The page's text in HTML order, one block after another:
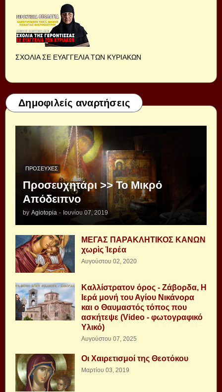
ΣΧΟΛΙΑ ΣΕ ΕΥΑΓΓΕΛΙΑ ΤΩΝ ΚΥΡΙΑΚΩΝ
Δημοφιλείς αναρτήσεις
ΠΡΟΣΕΥΧΈΣ
Προσευχητάρι >> Το Μικρό
Απόδειπνο
by Agiotopia - Ιουνίου 07, 2019
ΜΕΓΑΣ ΠΑΡΑΚΛΗΤΙΚΟΣ ΚΑΝΩΝ
χωρὶς Ἱερέα
Αυγούστου 02, 2020
Καλλίστρατον όρος - Ζάβορδα, Η
Ιερά μονή του Αγίου Νικάνορα
και ο Θαυμαστός τόπος που
ασκήτεψε (Video - φωτογραφικό
Υλικό)
Αυγούστου 07, 2025
Οι Χαιρετισμοί της Θεοτόκου
Μαρτίου 03, 2019